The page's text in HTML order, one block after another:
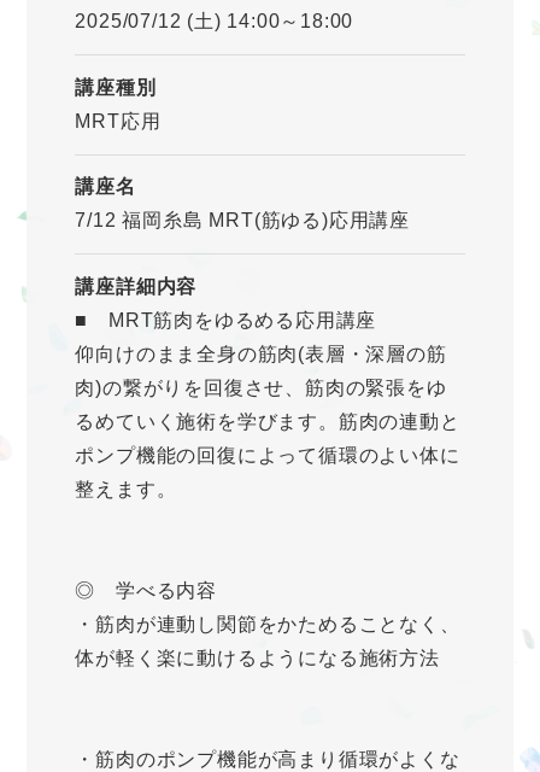
2025/07/12 (土) 14:00～18:00
講座種別
MRT応用
講座名
7/12 福岡糸島 MRT(筋ゆる)応用講座
講座詳細内容
■ MRT筋肉をゆるめる応用講座
仰向けのまま全身の筋肉(表層・深層の筋
肉)の繋がりを回復させ、筋肉の緊張をゆ
るめていく施術を学びます。筋肉の連動と
ポンプ機能の回復によって循環のよい体に
整えます。
◎ 学べる内容
・筋肉が連動し関節をかためることなく、
体が軽く楽に動けるようになる施術方法
・筋肉のポンプ機能が高まり循環がよくな